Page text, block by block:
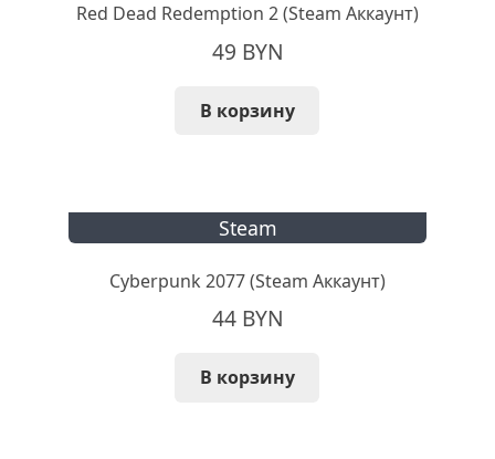
Red Dead Redemption 2 (Steam Аккаунт)
49 BYN
В корзину
Steam
Cyberpunk 2077 (Steam Аккаунт)
44 BYN
В корзину